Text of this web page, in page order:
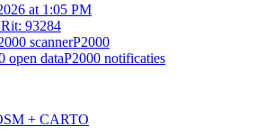
at 1:05 PM
93284
scannerP2000
open dataP2000 notificaties
+ CARTO